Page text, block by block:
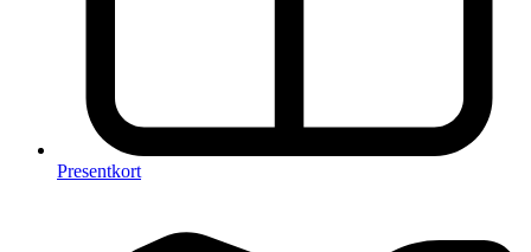
Presentkort